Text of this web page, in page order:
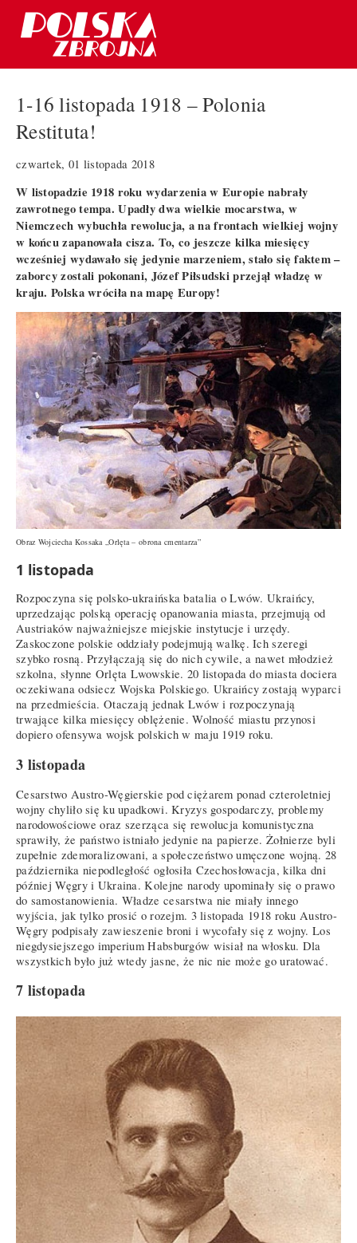
1-16 listopada 1918 – Polonia
Restituta!
czwartek, 01 listopada 2018
W listopadzie 1918 roku wydarzenia w Europie nabrały
zawrotnego tempa. Upadły dwa wielkie mocarstwa, w
Niemczech wybuchła rewolucja, a na frontach wielkiej wojny
w końcu zapanowała cisza. To, co jeszcze kilka miesięcy
wcześniej wydawało się jedynie marzeniem, stało się faktem –
zaborcy zostali pokonani, Józef Piłsudski przejął władzę w
kraju. Polska wróciła na mapę Europy!
Obraz Wojciecha Kossaka „Orlęta – obrona cmentarza”
1 listopada
Rozpoczyna się polsko-ukraińska batalia o Lwów. Ukraińcy,
uprzedzając polską operację opanowania miasta, przejmują od
Austriaków najważniejsze miejskie instytucje i urzędy.
Zaskoczone polskie oddziały podejmują walkę. Ich szeregi
szybko rosną. Przyłączają się do nich cywile, a nawet młodzież
szkolna, słynne Orlęta Lwowskie. 20 listopada do miasta dociera
oczekiwana odsiecz Wojska Polskiego. Ukraińcy zostają wyparci
na przedmieścia. Otaczają jednak Lwów i rozpoczynają
trwające kilka miesięcy oblężenie. Wolność miastu przynosi
dopiero ofensywa wojsk polskich w maju 1919 roku.
3 listopada
Cesarstwo Austro-Węgierskie pod ciężarem ponad czteroletniej
wojny chyliło się ku upadkowi. Kryzys gospodarczy, problemy
narodowościowe oraz szerząca się rewolucja komunistyczna
sprawiły, że państwo istniało jedynie na papierze. Żołnierze byli
zupełnie zdemoralizowani, a społeczeństwo umęczone wojną. 28
października niepodległość ogłosiła Czechosłowacja, kilka dni
później Węgry i Ukraina. Kolejne narody upominały się o prawo
do samostanowienia. Władze cesarstwa nie miały innego
wyjścia, jak tylko prosić o rozejm. 3 listopada 1918 roku Austro-
Węgry podpisały zawieszenie broni i wycofały się z wojny. Los
niegdysiejszego imperium Habsburgów wisiał na włosku. Dla
wszystkich było już wtedy jasne, że nic nie może go uratować.
7 listopada